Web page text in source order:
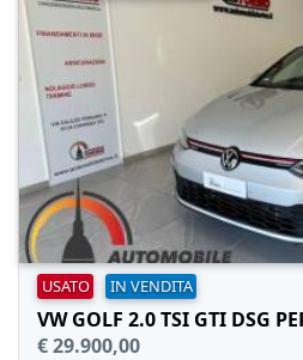
USATO IN VENDITA
VW GOLF 2.0 TSI GTI DSG
€ 29.900,00